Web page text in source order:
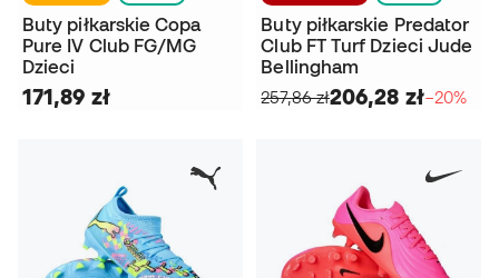
Buty piłkarskie Copa
Pure IV Club FG/MG
Dzieci
171,89 zł
Buty piłkarskie Predator
Club FT Turf Dzieci Jude
Bellingham
257,86 zł206,28 zł−20%